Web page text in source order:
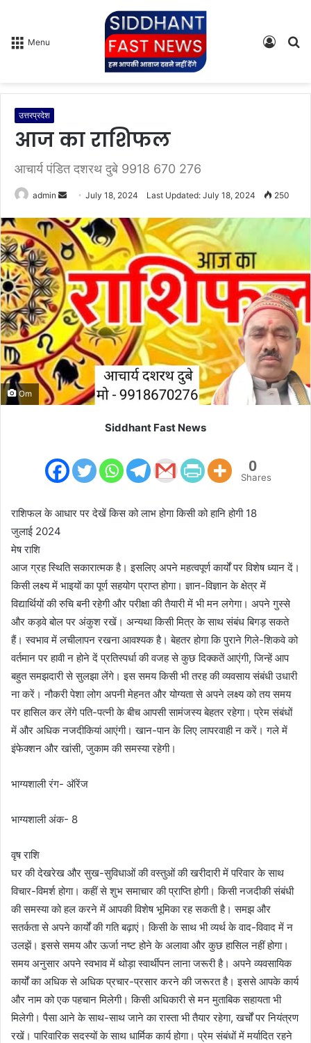
Menu
Log
उत्तरप्रदेश
आज का राशिफल
आचार्य पंडित दशरथ दुबे 9918 670 276
admin
n
d
a
n
e
m
a
i
l
July 18, 2024 Last Updated: July 18, 2024 250
Om
Siddhant Fast News
0
Shares
राशिफल के आधार पर देखें किस को लाभ होगा किसी को हानि होगी 18
जुलाई 2024
मेष राशि
आज ग्रह स्थिति सकारात्मक है। इसलिए अपने महत्वपूर्ण कार्यों पर विशेष ध्यान दें।
किसी लक्ष्य में भाइयों का पूर्ण सहयोग प्राप्त होगा। ज्ञान-विज्ञान के क्षेत्र में
विद्यार्थियों की रुचि बनी रहेगी और परीक्षा की तैयारी में भी मन लगेगा। अपने गुस्से
और कड़वे बोल पर अंकुश रखें। अन्यथा किसी मित्र के साथ संबंध बिगड़ सकते
हैं। स्वभाव में लचीलापन रखना आवश्यक है। बेहतर होगा कि पुराने गिले-शिकवे को
वर्तमान पर हावी न होने दें प्रतिस्पर्धा की वजह से कुछ दिक्कतें आएंगी, जिन्हें आप
बहुत समझदारी से सुलझा लेंगे। इस समय किसी भी तरह की व्यवसाय संबंधी उधारी
ना करें। नौकरी पेशा लोग अपनी मेहनत और योग्यता से अपने लक्ष्य को तय समय
पर हासिल कर लेंगे पति-पत्नी के बीच आपसी सामंजस्य बेहतर रहेगा। प्रेम संबंधों
में और अधिक नजदीकियां आएंगी। खान-पान के लिए लापरवाही न करें। गले में
इंफेक्शन और खांसी, जुकाम की समस्या रहेगी।
भाग्यशाली रंग- ऑरेंज
भाग्यशाली अंक- 8
वृष राशि
घर की देखरेख और सुख-सुविधाओं की वस्तुओं की खरीदारी में परिवार के साथ
विचार-विमर्श होगा। कहीं से शुभ समाचार की प्राप्ति होगी। किसी नजदीकी संबंधी
की समस्या को हल करने में आपकी विशेष भूमिका रह सकती है। समझ और
सतर्कता से अपने कार्यों की गति बढ़ाएं। किसी के साथ भी व्यर्थ के वाद-विवाद में न
उलझें। इससे समय और ऊर्जा नष्ट होने के अलावा और कुछ हासिल नहीं होगा।
समय अनुसार अपने स्वभाव में थोड़ा स्वार्थीपन लाना जरूरी है। अपने व्यवसायिक
कार्यों का अधिक से अधिक प्रचार-प्रसार करने की जरूरत है। इससे आपके कार्य
और नाम को एक पहचान मिलेगी। किसी अधिकारी से मन मुताबिक सहायता भी
मिलेगी। पैसा आने के साथ-साथ जाने का रास्ता भी तैयार रहेगा, खर्चों पर नियंत्रण
रखें। पारिवारिक सदस्यों के साथ धार्मिक कार्य होगा। प्रेम संबंधों में मर्यादित रहने